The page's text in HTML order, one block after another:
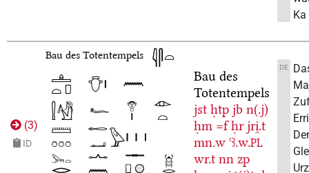
(3)
ID
Bau des Totentempels
Bau des
Totentempels
jst ḥtp jb n(.j)
ḥm =f ḥr jri̯.t
mn.w ꜥꜣ.w.PL
wr.t nn zp
DE